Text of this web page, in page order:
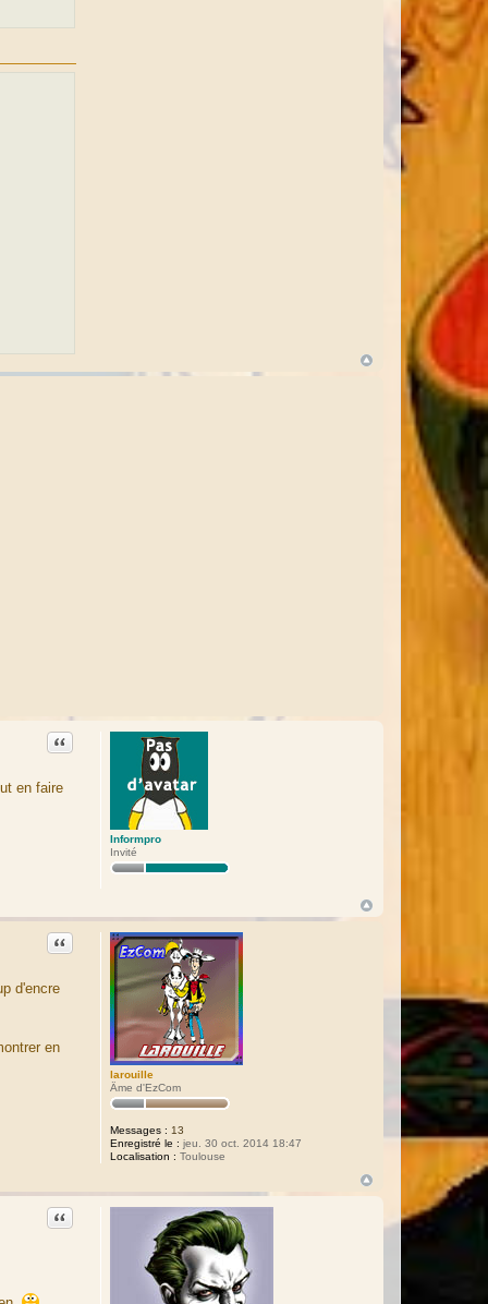
Informpro
Invité
Citation
en faire
larouille
Âme d'EzCom
Messages : 13
Enregistré le : jeu. 30 oct. 2014 18:47
Localisation : Toulouse
Citation
d'encre
en
Citation